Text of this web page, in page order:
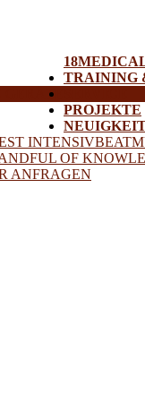
GERÄTE
TRAINING
OF
ANFRAGEN
PROJEKTE